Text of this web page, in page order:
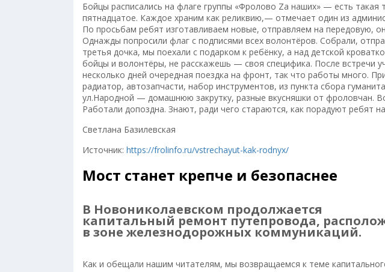
Бойцы расписались на флаге группы «Фролово Zа наших» — есть
пятнадцатое. Каждое храним как реликвию,— отмечает один из
По просьбам ребят изготавливаем новые, отправляем на передовую,
Однажды попросили флаг с подписями всех волонтёров. Собрали,
третья дочка, мы поехали с подарком к ребёнку, а над детской
бойцы и волонтёры, не расскажешь — своя специфика. После встречи
несколько дней очередная поездка на фронт, так что работы много.
радиатор, автозапчасти, набор инструментов, из пункта сбора
ул.Народной — домашнюю закрутку, разные вкусняшки от фроловчан.
Работали допоздна. Знают, ради чего стараются, как порадуют ребят
Светлана Базилевская
Источник: https://frolinfo.ru/vstrechayut-kak-rodnyx/
Мост станет крепче и безопаснее
В Новониколаевском продолжается
капитальный ремонт путепровода,
в зоне железнодорожных коммуникаций.
Как и обещали нашим читателям, мы возвращаемся к теме